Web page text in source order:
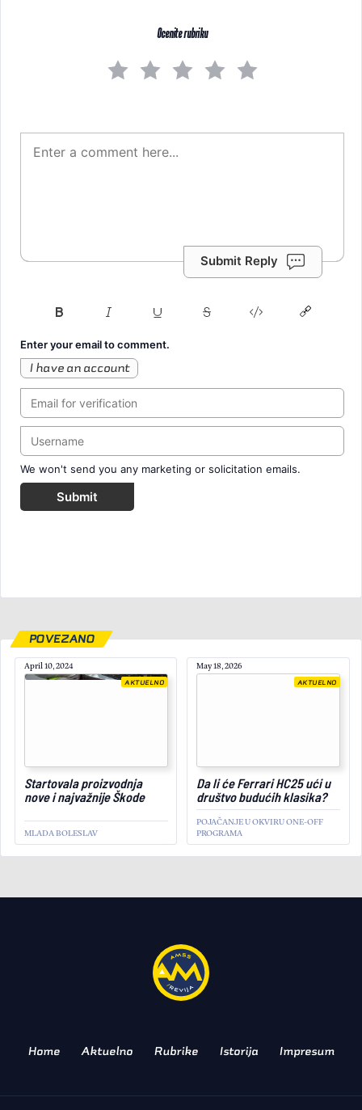
Ocenite rubriku
Submit Reply
Enter your email to comment.
I have an account
We won't send you any marketing or solicitation emails.
Submit
POVEZANO
April 10, 2024
Startovala proizvodnja
nove i najvažnije Škode
MLADA BOLESLAV
AKTUELNO
May 18, 2026
Da li će Ferrari HC25 ući u
društvo budućih klasika?
POJAČANJE U OKVIRU ONE-OFF
PROGRAMA
AKTUELNO
July 28, 2026
ponude čuveni model, evo
Home Aktuelno Rubrike Istorija Impresum